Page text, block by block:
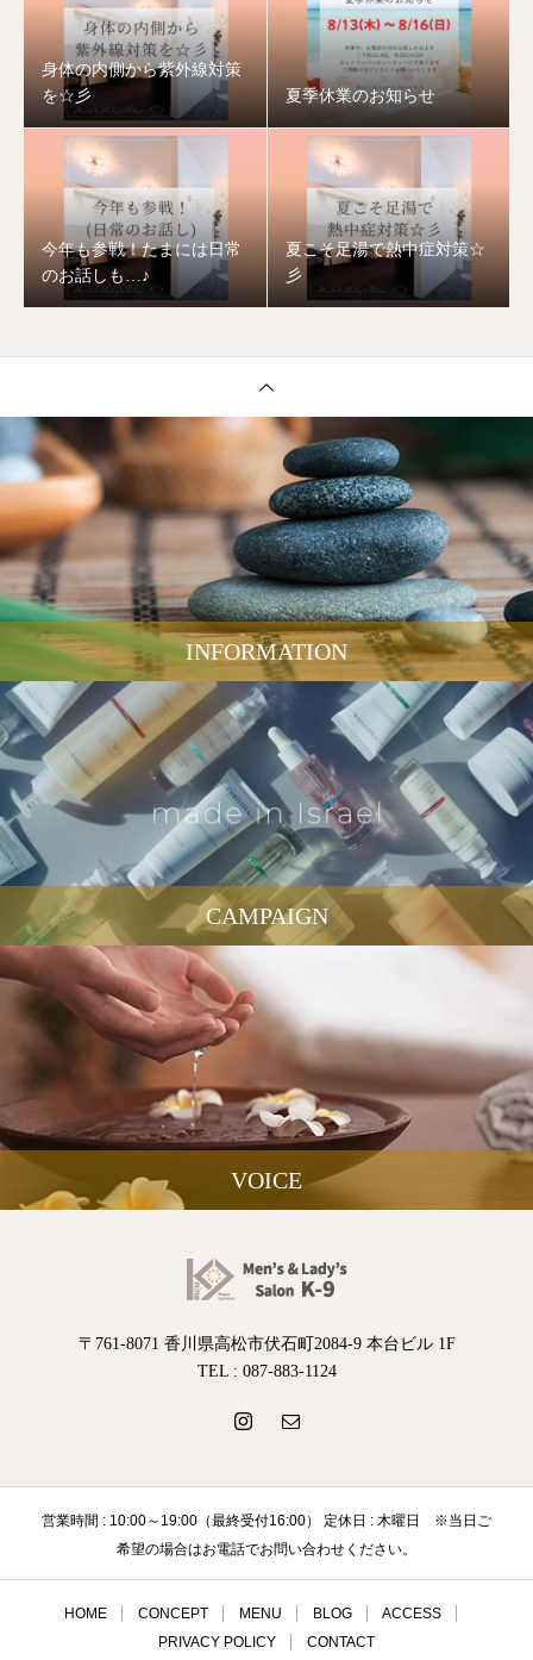
身体の内側から紫外線対策
を☆彡
夏季休業のお知らせ
今年も参戦！たまには日常
のお話しも…♪
夏こそ足湯で熱中症対策☆
彡
INFORMATION
CAMPAIGN
VOICE
〒761-8071 香川県高松市伏石町2084-9 本台ビル 1F
TEL : 087-883-1124
営業時間 : 10:00～19:00（最終受付16:00） 定休日 : 木曜日 ※当日ご
希望の場合はお電話でお問い合わせください。
HOME CONCEPT MENU BLOG
ACCESS
PRIVACY POLICY
CONTACT